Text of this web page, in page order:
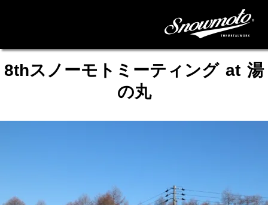
8thスノーモトミーティング at 湯
の丸